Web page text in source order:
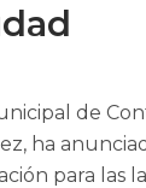
de
ha
para las